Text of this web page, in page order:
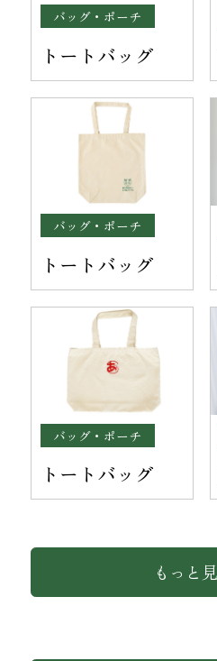
インテリア
バッグ・ポーチ
トートバッグ
バッグ・ポーチ
トートバッグ
バッグ・ポーチ
トートバッグ
もっと